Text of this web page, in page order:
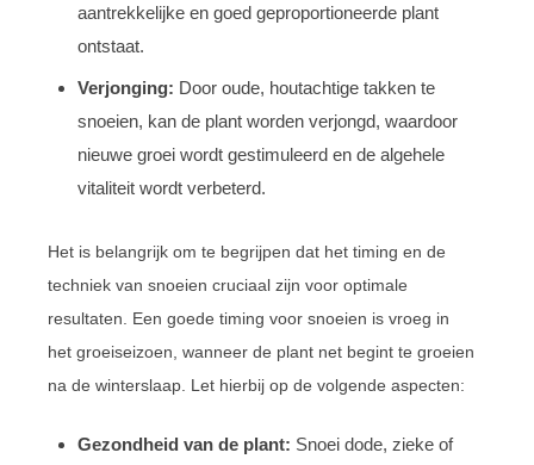
aantrekkelijke en goed geproportioneerde plant
ontstaat.
Verjonging: Door oude, houtachtige takken te
snoeien, kan de plant worden verjongd, waardoor
nieuwe groei wordt gestimuleerd en de algehele
vitaliteit wordt verbeterd.
Het is belangrijk om te begrijpen dat het timing en de
techniek van snoeien cruciaal zijn voor optimale
resultaten. Een goede timing voor snoeien is vroeg in
het groeiseizoen, wanneer de plant net begint te groeien
na de winterslaap. Let hierbij op de volgende aspecten:
Gezondheid van de plant: Snoei dode, zieke of